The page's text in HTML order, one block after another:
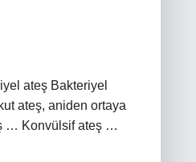
ateş Bakteriyel
ateş, aniden ortaya
… Konvülsif ateş …